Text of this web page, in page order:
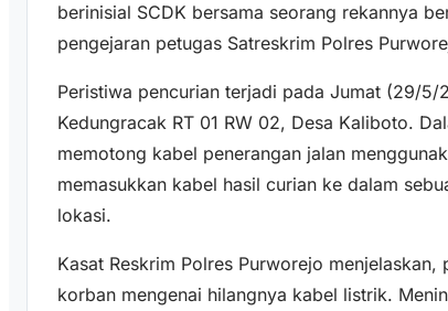
berinisial SCDK bersama seorang rekannya
pengejaran petugas Satreskrim Polres
Peristiwa pencurian terjadi pada Jumat (29/
Kedungracak RT 01 RW 02, Desa Kaliboto.
memotong kabel penerangan jalan
memasukkan kabel hasil curian ke dalam
lokasi.
Kasat Reskrim Polres Purworejo
korban mengenai hilangnya kabel listrik.